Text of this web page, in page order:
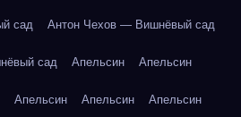
сад Антон Чехов — Вишнёвый сад
сад Апельсин Апельсин
Апельсин Апельсин Апельсин